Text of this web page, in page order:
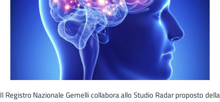
Il Registro Nazionale Gemelli collabora allo Studio Radar proposto della